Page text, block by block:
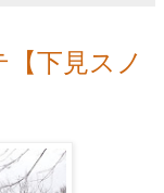
下見スノ